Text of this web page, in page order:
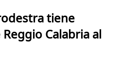
tiene
Calabria al